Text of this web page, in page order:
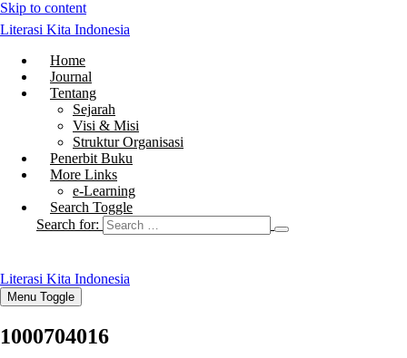
Skip to content
Literasi Kita Indonesia
Home
Journal
Tentang
Sejarah
Visi & Misi
Struktur Organisasi
Penerbit Buku
More Links
e-Learning
Search Toggle
Search for:
Literasi Kita Indonesia
Menu Toggle
1000704016